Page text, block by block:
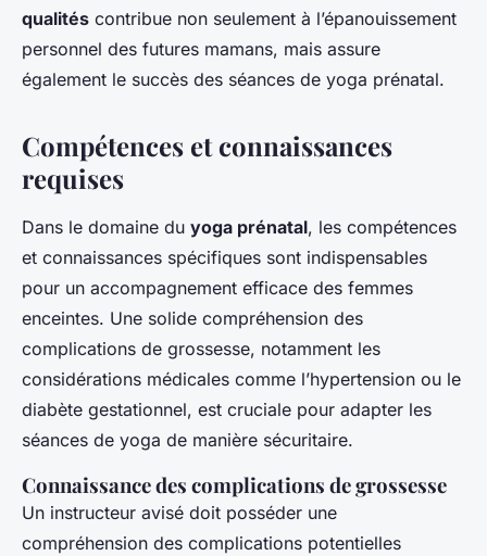
qualités contribue non seulement à l’épanouissement
personnel des futures mamans, mais assure
également le succès des séances de yoga prénatal.
Compétences et connaissances
requises
Dans le domaine du yoga prénatal, les compétences
et connaissances spécifiques sont indispensables
pour un accompagnement efficace des femmes
enceintes. Une solide compréhension des
complications de grossesse, notamment les
considérations médicales comme l’hypertension ou le
diabète gestationnel, est cruciale pour adapter les
séances de yoga de manière sécuritaire.
Connaissance des complications de grossesse
Un instructeur avisé doit posséder une
compréhension des complications potentielles